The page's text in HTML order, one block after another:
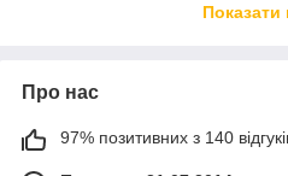
декоративні елементи.
У категорії представлені:
Показати
Про нас
97% позитивних з 140